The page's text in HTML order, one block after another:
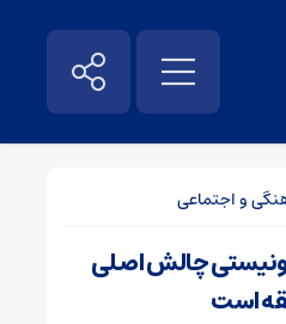
و اجتماعی
چالش اصلی
است